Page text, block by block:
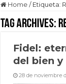
Home / Etiqueta:
Tag Archives:
Fidel:
del bien
28 de noviembre